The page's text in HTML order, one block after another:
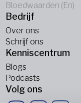
Bloedwaarden (En)
Bedrijf
Over ons
Schrijf ons
Kenniscentrum
Blogs
Podcasts
Volg ons